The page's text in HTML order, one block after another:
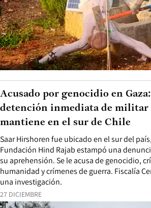
27 DICIEMBRE
Saar Hirshoren fue ubicado en el sur del
Fundación Hind Rajab estampó una
su aprehensión. Se le acusa de genocidio,
humanidad y crímenes de guerra. Fiscalía
una investigación.
Acusado por genocidio en
detención inmediata de militar
mantiene en el sur de Chile